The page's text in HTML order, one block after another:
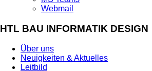
Webmail
HTL BAU INFORMATIK DESIGN
Über uns
Neuigkeiten & Aktuelles
Leitbild